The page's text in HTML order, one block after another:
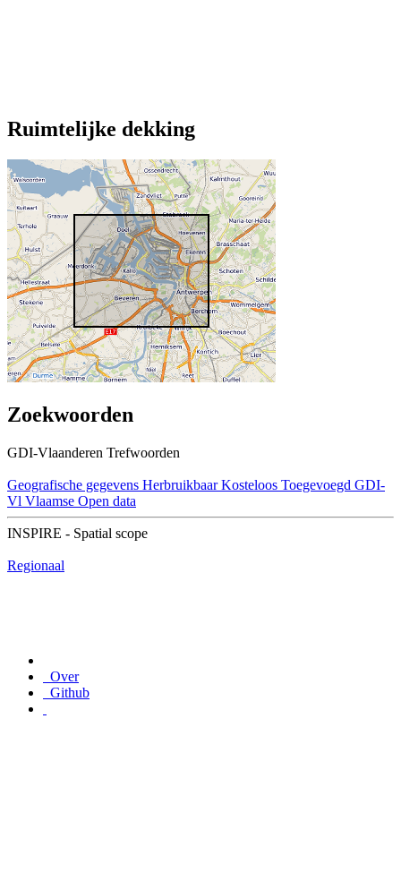
Ruimtelijke dekking
Zoekwoorden
GDI-Vlaanderen Trefwoorden
Geografische gegevens Herbruikbaar Kosteloos Toegevoegd GDI-
Vl Vlaamse Open data
INSPIRE - Spatial scope
Regionaal
Over
Github